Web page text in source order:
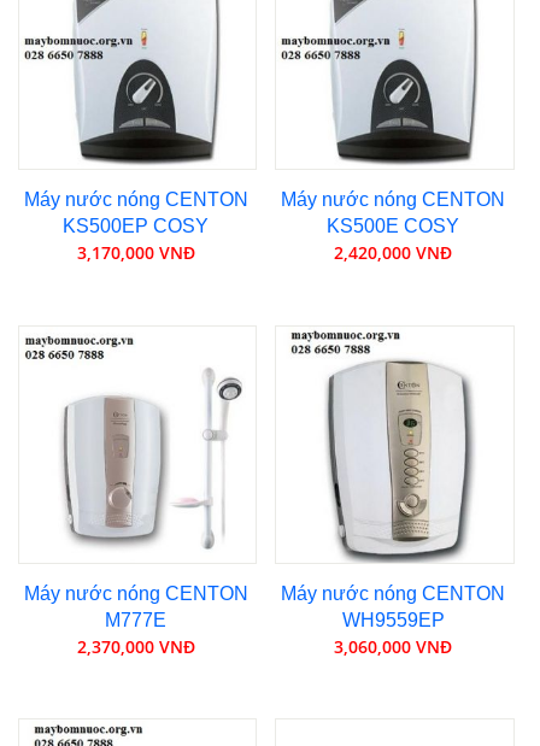
Máy nước nóng CENTON
KS500EP COSY
3,170,000 VNĐ
Máy nước nóng CENTON
KS500E COSY
2,420,000 VNĐ
Máy nước nóng CENTON
M777E
2,370,000 VNĐ
Máy nước nóng CENTON
WH9559EP
3,060,000 VNĐ